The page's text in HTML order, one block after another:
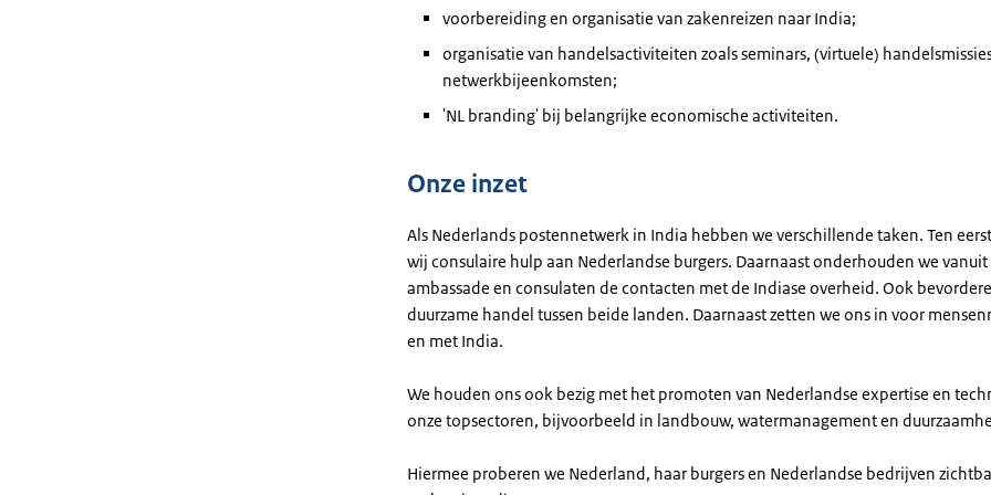
voorbereiding en organisatie van zakenreizen naar India;
organisatie van handelsactiviteiten zoals seminars, (virtuele)
netwerkbijeenkomsten;
'NL branding' bij belangrijke economische activiteiten.
Onze inzet
Als Nederlands postennetwerk in India hebben we verschillende taken. Ten
wij consulaire hulp aan Nederlandse burgers. Daarnaast onderhouden we vanuit
ambassade en consulaten de contacten met de Indiase overheid. Ook
duurzame handel tussen beide landen. Daarnaast zetten we ons in voor
en met India.
We houden ons ook bezig met het promoten van Nederlandse expertise en
onze topsectoren, bijvoorbeeld in landbouw, watermanagement en
Hiermee proberen we Nederland, haar burgers en Nederlandse bedrijven